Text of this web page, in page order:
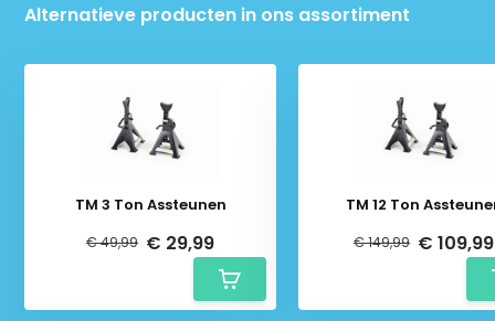
Alternatieve producten in ons assortiment
TM 3 Ton Assteunen
€ 49,99 € 29,99
TM 12 Ton
€ 149,99 € 109,99